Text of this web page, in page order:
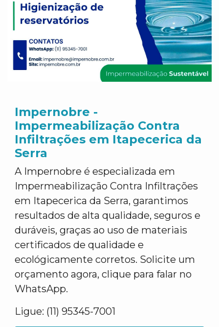
Impernobre -
Impermeabilização Contra
Infiltrações em Itapecerica da
Serra
A Impernobre é especializada em
Impermeabilização Contra Infiltrações
em Itapecerica da Serra, garantimos
resultados de alta qualidade, seguros e
duráveis, graças ao uso de materiais
certificados de qualidade e
ecológicamente corretos. Solicite um
orçamento agora, clique para falar no
WhatsApp.
Ligue: (11) 95345-7001